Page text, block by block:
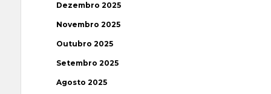
Dezembro 2025
Novembro 2025
Outubro 2025
Setembro 2025
Agosto 2025